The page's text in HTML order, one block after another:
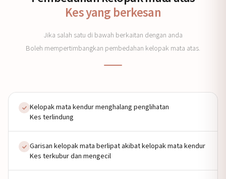
Kes yang berkesan
Jika salah satu di bawah berkaitan dengan anda
Boleh mempertimbangkan pembedahan kelopak mata atas.
Kelopak mata kendur menghalang penglihatan
Kes terlindung
Garisan kelopak mata berlipat akibat kelopak mata kendur
Kes terkubur dan mengecil